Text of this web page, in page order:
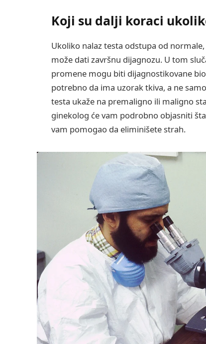
Koji su dalji koraci
Ukoliko nalaz testa odstupa od
može dati završnu dijagnozu. U tom
promene mogu biti dijagnostikovane
potrebno da ima uzorak tkiva, a ne
testa ukaže na premaligno ili maligno
ginekolog će vam podrobno objasniti
vam pomogao da eliminišete strah.